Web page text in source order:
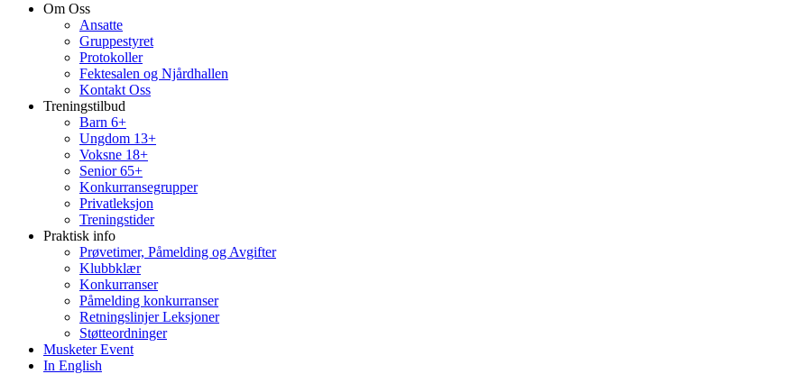
Om Oss
Ansatte
Gruppestyret
Protokoller
Fektesalen og Njårdhallen
Kontakt Oss
Treningstilbud
Barn 6+
Ungdom 13+
Voksne 18+
Senior 65+
Konkurransegrupper
Privatleksjon
Treningstider
Praktisk info
Prøvetimer, Påmelding og Avgifter
Klubbklær
Konkurranser
Påmelding konkurranser
Retningslinjer Leksjoner
Støtteordninger
Musketer Event
In English